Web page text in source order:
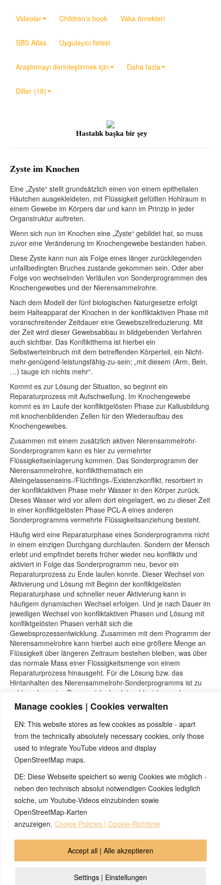
Manage cookies | Cookies verwalten
EN: This website stores as few cookies as possible - apart
from the technically absolutely necessary cookies, only those
used to integrate YouTube videos and display
OpenStreetMap maps.
DE: Diese Webseite speichert so wenig Cookies wie möglich -
neben den technisch absolut notwendigen Cookies lediglich
solche, um Youtube-Videos einzubinden sowie
OpenStreetMap-Karten
anzuzeigen. Cookie Policies | Cookie-Richtlinie
Settings | Einstellungen
Accept all | Alle akzeptieren
Videolar Children’s book Vaka örnekleri
SBS Atlas Uygulayıcı listesi
Araştırmayı derinleştirmek için Daha fazla
Diller (18)
Hastalık başka bir şey
Zyste im Knochen
Eine „Zyste“ stellt grundsätzlich einen von einem epithelialen
Häutchen ausgekleideten, mit Flüssigkeit gefüllten Hohlraum in
einem Gewebe im Körpers dar und kann im Prinzip in jeder
Organstruktur auftreten.
Wenn sich nun im Knochen eine „Zyste“ gebildet hat, so muss
zuvor eine Veränderung im Knochengewebe bestanden haben.
Diese Zyste kann nun als Folge eines länger zurückliegenden
unfallbedingten Bruches zustande gekommen sein. Oder aber
Folge von wechselnden Verläufen von Sonderprogrammen des
Knochengewebes und der Nierensammelrohre.
Nach dem Modell der fünf biologischen Naturgesetze erfolgt
beim Halteapparat der Knochen in der konfliktaktiven Phase mit
voranschreitender Zeitdauer eine Gewebszellreduzierung. Mit
der Zeit wird dieser Gewebsabbau in bildgebenden Verfahren
auch sichtbar. Das Konfliktthema ist hierbei ein
Selbstwerteinbruch mit dem betreffenden Körperteil, ein Nicht-
mehr-genügend-leistungsfähig-zu-sein; „mit diesem (Arm, Bein,
…) tauge ich nichts mehr“.
Kommt es zur Lösung der Situation, so beginnt ein
Reparaturprozess mit Aufschwellung. Im Knochengewebe
kommt es im Laufe der konfliktgelösten Phase zur Kallusbildung
mit knochenbildenden Zellen für den Wiederaufbau des
Knochengewebes.
Zusammen mit einem zusätzlich aktiven Nierensammelrohr-
Sonderprogramm kann es hier zu vermehrter
Flüssigkeitseinlagerung kommen. Das Sonderprogramm der
Nierensammelrohre, konfliktthematisch ein
Alleingelassenseins-/Flüchtlings-/Existenzkonflikt, resorbiert in
der konfliktaktiven Phase mehr Wasser in den Körper zurück.
Dieses Wasser wird vor allem dort eingelagert, wo zu dieser Zeit
in einer konfliktgelösten Phase PCL-A eines anderen
Sonderprogramms vermehrte Flüssigkeitsanziehung besteht.
Häufig wird eine Reparaturphase eines Sonderprogramms nicht
in einem einzigen Durchgang durchlaufen. Sondern der Mensch
erlebt und empfindet bereits früher wieder neu konfliktiv und
aktiviert in Folge das Sonderprogramm neu, bevor ein
Reparaturprozess zu Ende laufen konnte. Dieser Wechsel von
Aktivierung und Lösung mit Beginn der konfliktgelösten
Reparaturphase und schneller neuer Aktivierung kann in
häufigem dynamischen Wechsel erfolgen. Und je nach Dauer im
jeweiligen Wechsel von konfliktaktiven Phasen und Lösung mit
konfliktgelösten Phasen verhält sich die
Gewebsprozessentwicklung. Zusammen mit dem Programm der
Nierensammelrohre kann hierbei auch eine größere Menge an
Flüssigkeit über längeren Zeitraum bestehen bleiben, was über
das normale Mass einer Flüssigkeitsmenge von einem
Reparaturprozess hinausgeht. Für die Lösung bzw. das
Hintanhalten des Nierensammelrohr-Sonderprogramms ist zu
achten, dass eine Person sich absolut wohl, sicher und
geborgen fühlen kann, sich wie zu Hause fühlen kann.
Quellen:
Seminare von Nicolas Barro, nicolasbarro.de
Naturnah-Seminar mit Nicolas Barro und Marco Pfister.
Internetseite
www.5bn.de
Zur Einführung: Simona Cella, Marco Pfister, „Krankheit ist
etwas anderes“, Einführungsbüchlein zu den fünf biologischen
Naturgesetze des ital. Studienverbandes A.L.B.A. (heute: Ass.
Saluta Aktiva Onlus)
© 2026 by Ingmar Marquardt
Künye Gizlilik Bildirimi